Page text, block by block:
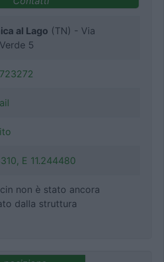
al Lago (TN) - Via
5
E 11.244480
non è stato ancora
dalla struttura